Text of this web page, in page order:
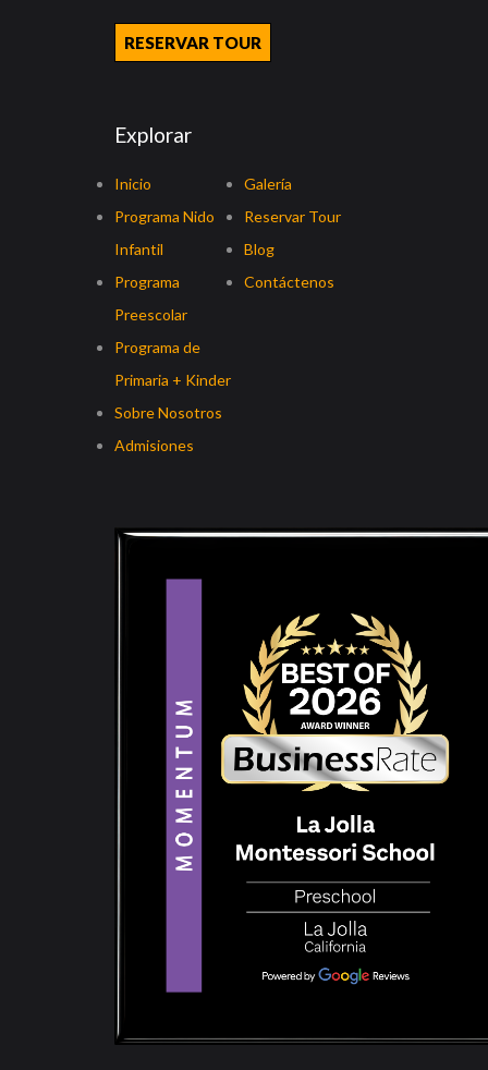
RESERVAR TOUR
Explorar
Inicio
Programa Nido
Infantil
Programa
Preescolar
Programa de
Primaria + Kinder
Sobre Nosotros
Admisiones
Galería
Reservar Tour
Blog
Contáctenos